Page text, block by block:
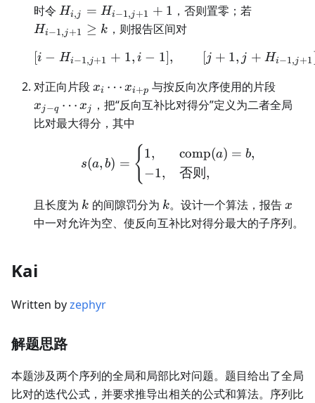
时令 H_{i,j}=H_{i-
1,j+1}+1
Hi,j = Hi−1,j+1 + 1 ，否则置零；若
Hi−1,j+1 ≥ k ，则报告区间对
[i-H_{i-1,j+1}+1,i-
[i − Hi−1,j+1 + 1, i − 1], [j + 1, j + Hi−1,j+1
对正向片段 x_i\cdots
x_{i+p}
xi ⋯ xi+p 与按反向次序使用的片段
xj−q ⋯ xj
，把“反向互补比对得分”定义为二者全局
比对最大得分，其中
s(a,b)= \begin{cases}
s(a, b) = { 1,
−1,
comp(a) = b,
否则 ,
且长度为 k
k 的间隙罚分为 k
k。设计一个算法，报告x
x
中一对允许为空、使反向互补比对得分最大的子序列。
Kai
Written byzephyr
解题思路
本题涉及两个序列的全局和局部比对问题。题目给出了全局
比对的迭代公式，并要求推导出相关的公式和算法。序列比